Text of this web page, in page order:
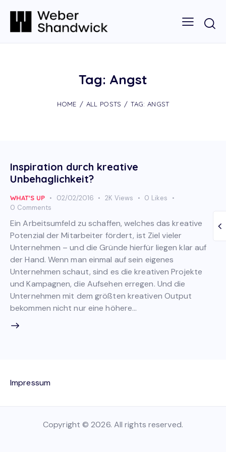
Tag: Angst
HOME ALL POSTS TAG: ANGST
Inspiration durch kreative
Unbehaglichkeit?
WHAT'S UP 02/02/2016 2K Views 0 Likes
0 Comments
Ein Arbeitsumfeld zu schaffen, welches das kreative
Potenzial der Mitarbeiter fördert, ist Ziel vieler
Unternehmen – und die Gründe hierfür liegen klar auf
der Hand. Wenn man einmal auf sein eigenes
Unternehmen schaut, sind es die kreativen Projekte
und Kampagnen, die Aufsehen erregen. Und die
Unternehmen mit dem größten kreativen Output
bekommen nicht nur eine höhere…
Impressum
Copyright © 2026. All rights reserved.